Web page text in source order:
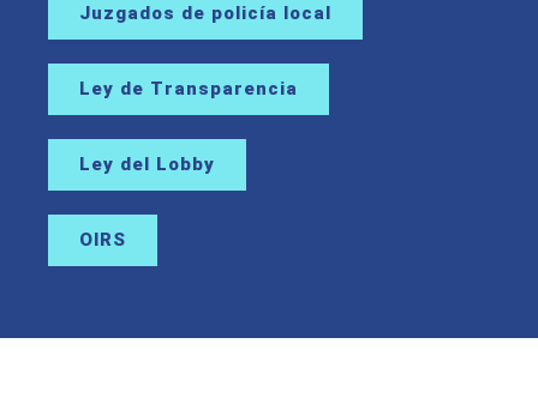
Juzgados de policía local
Ley de Transparencia
Ley del Lobby
OIRS